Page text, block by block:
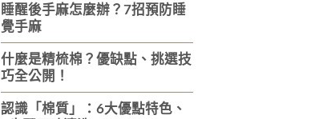
睡醒後手麻怎麼辦？7招預防睡
覺手麻
什麼是精梳棉？優缺點、挑選技
巧全公開！
認識「棉質」：6大優點特色、